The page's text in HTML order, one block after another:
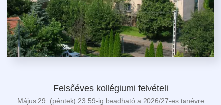
Felsőéves kollégiumi felvételi
Május 29. (péntek) 23:59-ig beadható a 2026/27-es tanévre